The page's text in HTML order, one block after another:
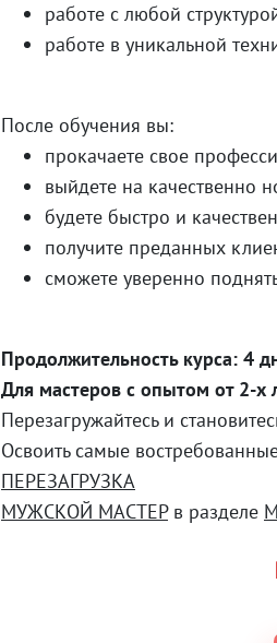
работе с любой
работе в уникальной
После обучения вы:
прокачаете свое
выйдете на качественно
будете быстро и
получите преданных
сможете уверенно
Продолжительность курса: 4
Для мастеров с опытом от 2-х
Перезагружайтесь и
Освоить самые
ПЕРЕЗАГРУЗКА
МУЖСКОЙ МАСТЕРв разделе